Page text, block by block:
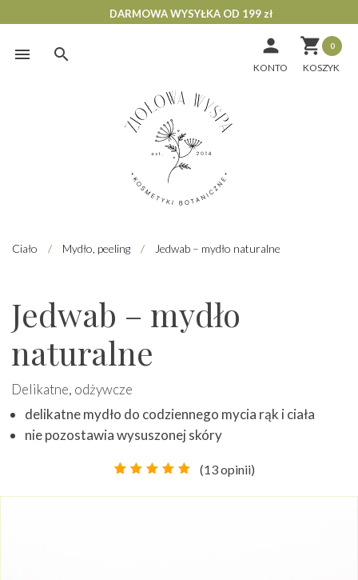
Skip
DARMOWA WYSYŁKA OD 199 zł
 0

KONTO
Ciało / Mydło, peeling / Jedwab – mydło naturalne
Jedwab – mydło
naturalne
Delikatne, odżywcze
delikatne mydło do codziennego mycia rąk i ciała
nie pozostawia wysuszonej skóry
4.85na
(13opinii)